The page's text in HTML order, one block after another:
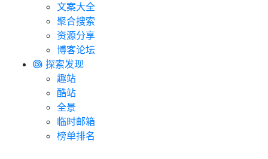
文案大全
聚合搜索
资源分享
博客论坛
探索发现
趣站
酷站
全景
临时邮箱
榜单排名